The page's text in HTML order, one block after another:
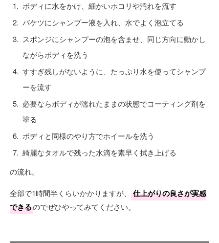
ボディに水をかけ、細かいホコリや汚れを流す
バケツにシャンプー液を入れ、水でよく泡立てる
スポンジにシャンプーの泡を含ませ、同じ方向に動かし
ながらボディを洗う
すすぎ残しがないように、たっぷり水を使ってシャンプ
ーを流す
必要ならボディが濡れたままの状態でコーティング剤を
塗る
ボディと同様のやり方でホイールを洗う
綺麗なタオルで残った水滴を素早く拭き上げる
の流れ。
全部で1時間半くらいかかりますが、
仕上がりの良さが実感
できるのでぜひやってみてください。